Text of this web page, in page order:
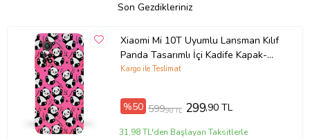
Son Gezdikleriniz
Xiaomi Mi 10T Uyumlu Lansman Kılıf
Panda Tasarımlı İçi Kadife Kapak-
Neon Pembe (Şeffaf)
Kargo ile Teslimat
%50 599,90 TL 299,90 TL
31,98 TL'den Başlayan Taksitlerle